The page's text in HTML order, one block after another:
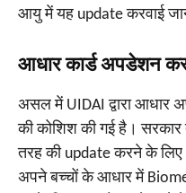
आयु में यह update करवाई
आधार कार्ड अपडेशन
असल में UIDAI द्वारा आधार
की कोशिश की गई है। सरकार
तरह की update करने के
अपने बच्चों के आधार में